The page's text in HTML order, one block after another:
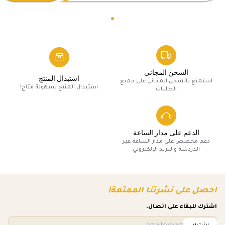
الشحن المجاني
استمتع بالشحن المجاني على جميع
الطلبات
استبدال المنتج
استبدال المنتج بسهولة متاح!
الدعم على مدار الساعة
دعم مخصص على مدار الساعة عبر
الدردشة والبريد الإلكتروني
احصل على نشرتنا الممتعة!
اشترك للبقاء على اتصال.